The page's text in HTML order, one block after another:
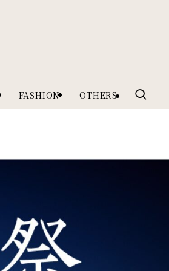
FASHION OTHERS